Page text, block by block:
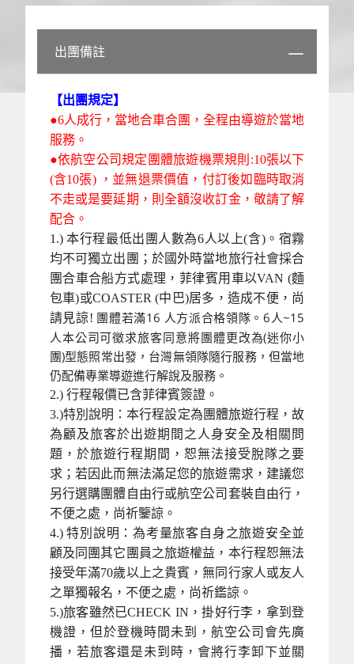
出團備註
【出團規定】
●6人成行，當地合車合團，全程由導遊於當地
服務。
●依航空公司規定團體旅遊機票規則:10張以下
(含10張) ，並無退票價值，付訂後如臨時取消
不走或是要延期，則全額沒收訂金，敬請了解
配合。
1.) 本行程最低出團人數為6人以上(含)。宿霧
均不可獨立出團；於國外時當地旅行社會採合
團合車合船方式處理，菲律賓用車以VAN (麵
包車)或COASTER (中巴)居多，造成不便，尚
請見諒! 團體若滿16 人方派合格領隊。6人~15
人本公司可徵求旅客同意將團體更改為(迷你小
團)型態照常出發，台灣無領隊隨行服務，但當地
仍配備專業導遊進行解說及服務。
2.) 行程報價已含菲律賓簽證。
3.)特別說明：本行程設定為團體旅遊行程，故
為顧及旅客於出遊期間之人身安全及相關問
題，於旅遊行程期間，恕無法接受脫隊之要
求；若因此而無法滿足您的旅遊需求，建議您
另行選購團體自由行或航空公司套裝自由行，
不便之處，尚祈鑒諒。
4.) 特別說明：為考量旅客自身之旅遊安全並
顧及同團其它團員之旅遊權益，本行程恕無法
接受年滿70歲以上之貴賓，無同行家人或友人
之單獨報名，不便之處，尚祈鑑諒。
5.)旅客雖然已CHECK IN，掛好行李，拿到登
機證，但於登機時間未到，航空公司會先廣
播，若旅客還是未到時，會將行李卸下並關